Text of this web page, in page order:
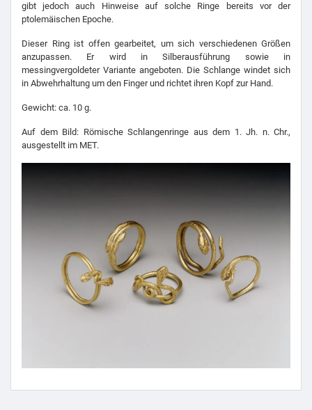
gibt jedoch auch Hinweise auf solche Ringe bereits vor der
ptolemäischen Epoche.
Dieser Ring ist offen gearbeitet, um sich verschiedenen Größen
anzupassen. Er wird in Silberausführung sowie in
messingvergoldeter Variante angeboten. Die Schlange windet sich
in Abwehrhaltung um den Finger und richtet ihren Kopf zur Hand.
Gewicht: ca. 10 g.
Auf dem Bild: Römische Schlangenringe aus dem 1. Jh. n. Chr.,
ausgestellt im MET.